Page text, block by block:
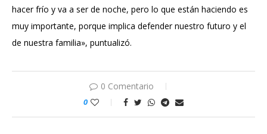
hacer frío y va a ser de noche, pero lo que están haciendo es
muy importante, porque implica defender nuestro futuro y el
de nuestra familia», puntualizó.
0 Comentario
0